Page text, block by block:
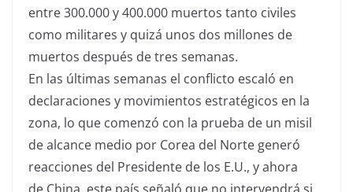
entre 300.000 y 400.000 muertos tanto civiles
como militares y quizá unos dos millones de
muertos después de tres semanas.
En las últimas semanas el conflicto escaló en
declaraciones y movimientos estratégicos en la
zona, lo que comenzó con la prueba de un misil
de alcance medio por Corea del Norte generó
reacciones del Presidente de los E.U., y ahora